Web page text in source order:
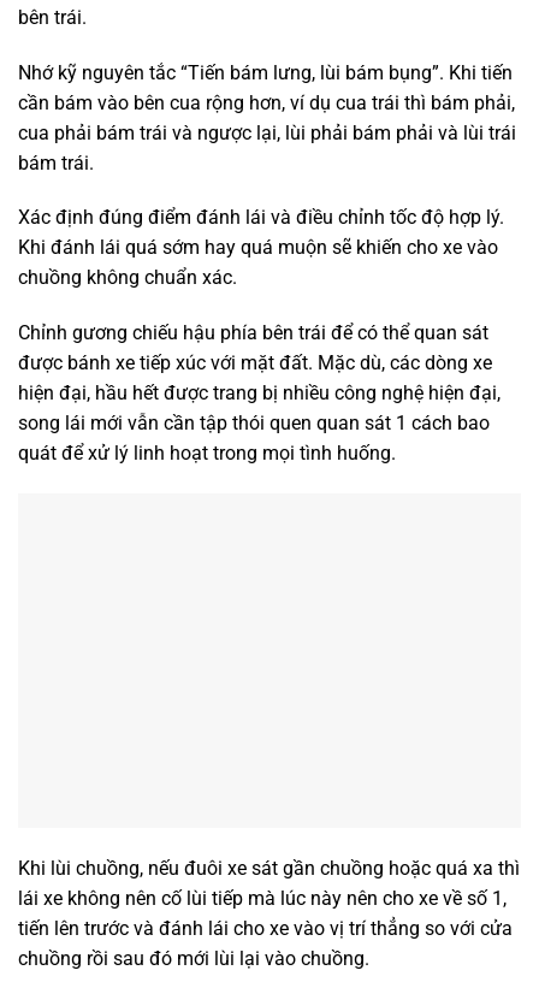
bên trái.
Nhớ kỹ nguyên tắc “Tiến bám lưng, lùi bám bụng”. Khi tiến
cần bám vào bên cua rộng hơn, ví dụ cua trái thì bám phải,
cua phải bám trái và ngược lại, lùi phải bám phải và lùi trái
bám trái.
Xác định đúng điểm đánh lái và điều chỉnh tốc độ hợp lý.
Khi đánh lái quá sớm hay quá muộn sẽ khiến cho xe vào
chuồng không chuẩn xác.
Chỉnh gương chiếu hậu phía bên trái để có thể quan sát
được bánh xe tiếp xúc với mặt đất. Mặc dù, các dòng xe
hiện đại, hầu hết được trang bị nhiều công nghệ hiện đại,
song lái mới vẫn cần tập thói quen quan sát 1 cách bao
quát để xử lý linh hoạt trong mọi tình huống.
Khi lùi chuồng, nếu đuôi xe sát gần chuồng hoặc quá xa thì
lái xe không nên cố lùi tiếp mà lúc này nên cho xe về số 1,
tiến lên trước và đánh lái cho xe vào vị trí thẳng so với cửa
chuồng rồi sau đó mới lùi lại vào chuồng.